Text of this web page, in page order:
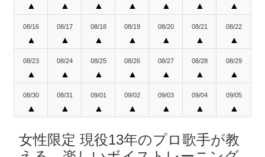
▲ ▲ ▲ ▲ ▲ ▲ ▲
08/16
▲
08/17
▲
08/18
▲
08/19
▲
08/20
▲
08/21
▲
08/22
▲
08/23
▲
08/24
▲
08/25
▲
08/26
▲
08/27
▲
08/28
▲
08/29
▲
08/30
▲
08/31
▲
09/01
▲
09/02
▲
09/03
▲
09/04
▲
09/05
▲
女性限定 現役13年のプロ歌手が教